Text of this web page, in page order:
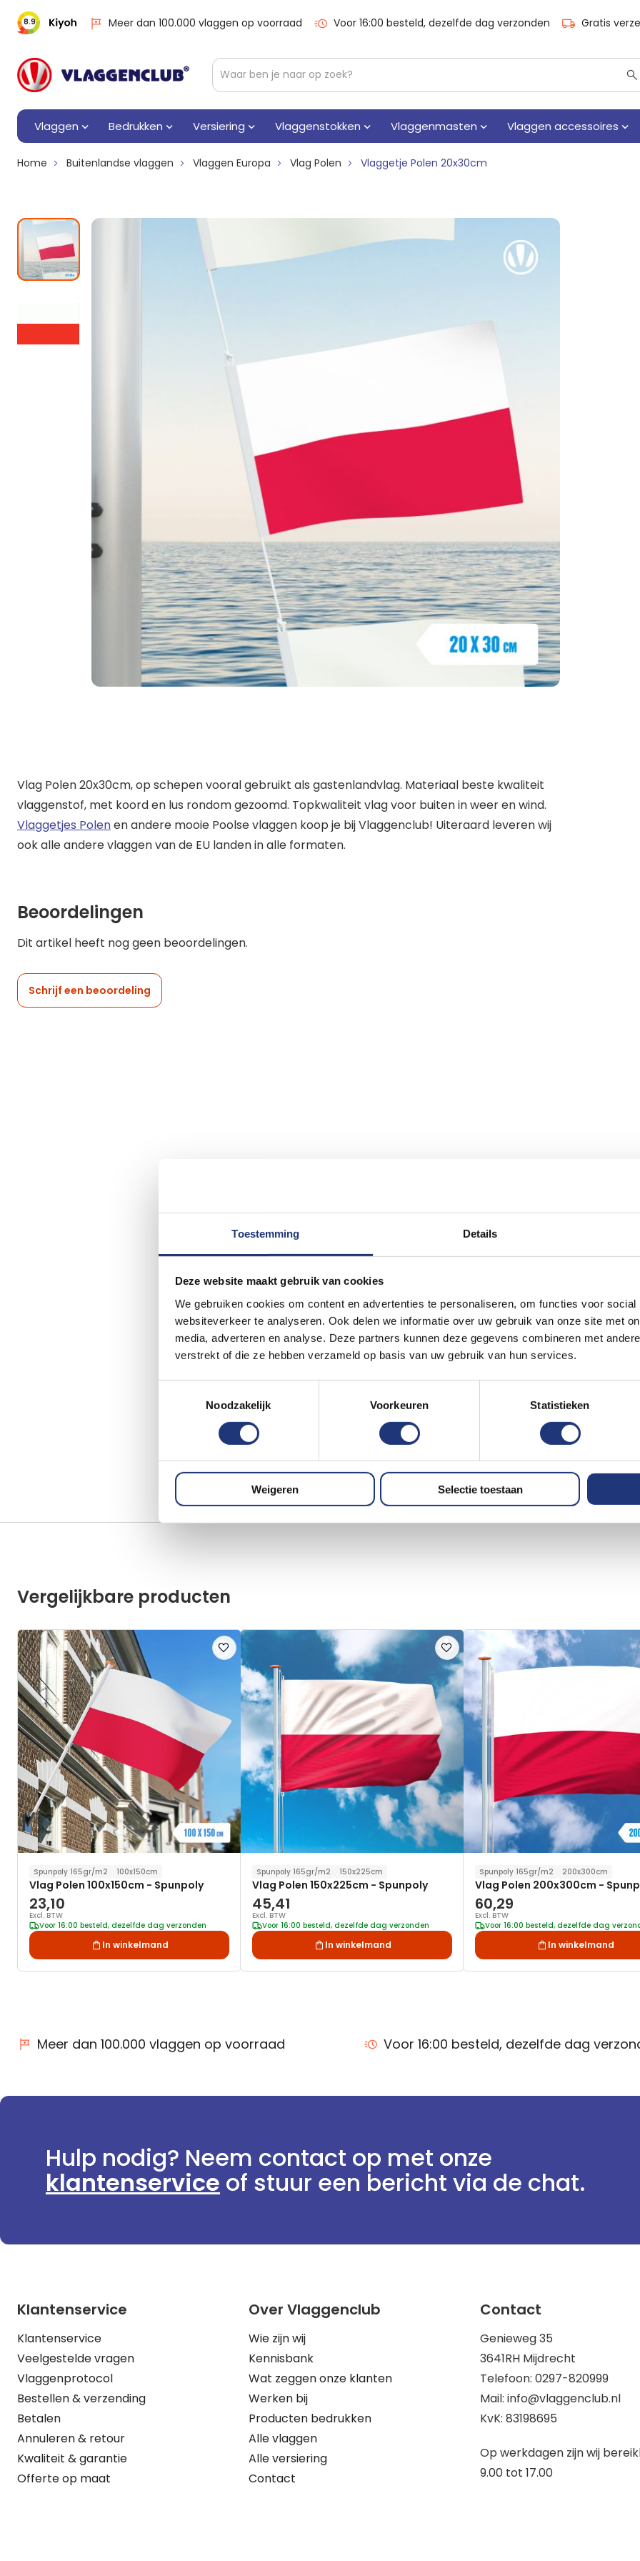
Toestemming Details
Deze website maakt gebruik van cookies
We gebruiken cookies om content en advertenties te personaliseren, om functies voor social
websiteverkeer te analyseren. Ook delen we informatie over uw gebruik van onze site met
media, adverteren en analyse. Deze partners kunnen deze gegevens combineren met
verstrekt of die ze hebben verzameld op basis van uw gebruik van hun services.
Noodzakelijk
Voorkeuren Statistieken
Weigeren Selectie toestaan
8.9 Meer dan 100.000 vlaggen op voorraad Voor 16:00 besteld, dezelfde dag verzonden Gratis
Vlaggen Bedrukken Versiering Vlaggenstokken Vlaggenmasten Vlaggen accessoires
Home Buitenlandse vlaggen Vlaggen Europa Vlag Polen Vlaggetje Polen 20x30cm
Vlag Polen 20x30cm, op schepen vooral gebruikt als gastenlandvlag. Materiaal beste kwaliteit
vlaggenstof, met koord en lus rondom gezoomd. Topkwaliteit vlag voor buiten in weer en wind.
Vlaggetjes Polenen andere mooie Poolse vlaggen koop je bij Vlaggenclub! Uiteraard leveren wij
ook alle andere vlaggen van de EU landen in alle formaten.
Beoordelingen
Dit artikel heeft nog geen beoordelingen.
Schrijf een beoordeling
Vergelijkbare producten
Voeg
toe
verlanglijst
Spunpoly 165gr/m2 100x150cm
Vlag Polen 100x150cm - Spunpoly
23,10
Excl. BTW
Voor 16:00 besteld, dezelfde dag verzonden
In winkelmand
Voeg
toe
aan
verlanglijst
Spunpoly 165gr/m2 150x225cm
Vlag Polen 150x225cm - Spunpoly
45,41
Excl. BTW
Voor 16:00 besteld, dezelfde dag verzonden
In winkelmand
Spunpoly 165gr/m2 200x300cm
Vlag Polen 200x300cm -
60,29
Excl. BTW
Voor 16:00 besteld, dezelfde dag
In winkelmand
Meer dan 100.000 vlaggen op voorraad Voor 16:00 besteld, dezelfde dag
Hulp nodig? Neem contact op met onze
klantenservice of stuur een bericht via de chat.
Klantenservice
Klantenservice
Veelgestelde vragen
Vlaggenprotocol
Bestellen & verzending
Betalen
Annuleren & retour
Kwaliteit & garantie
Offerte op maat
Over Vlaggenclub
Wie zijn wij
Kennisbank
Wat zeggen onze klanten
Werken bij
Producten bedrukken
Alle vlaggen
Alle versiering
Contact
Contact
Genieweg 35
3641RH Mijdrecht
Telefoon: 0297-820999
Mail: info@vlaggenclub.nl
KvK: 83198695
Op werkdagen zijn wij
9.00 tot 17.00